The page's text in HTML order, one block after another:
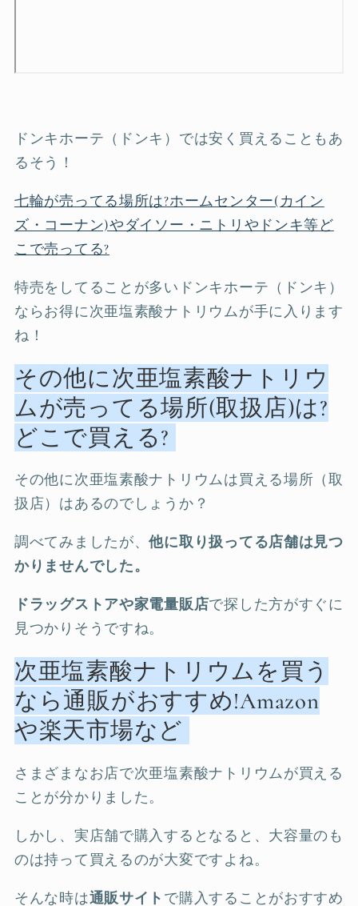
ドンキホーテ（ドンキ）では安く買えることもあ
るそう！
七輪が売ってる場所は?ホームセンター(カイン
ズ・コーナン)やダイソー・ニトリやドンキ等ど
こで売ってる?
特売をしてることが多いドンキホーテ（ドンキ）
ならお得に次亜塩素酸ナトリウムが手に入ります
ね！
その他に次亜塩素酸ナトリウ
ムが売ってる場所(取扱店)は?
どこで買える?
その他に次亜塩素酸ナトリウムは買える場所（取
扱店）はあるのでしょうか？
調べてみましたが、他に取り扱ってる店舗は見つ
かりませんでした。
ドラッグストアや家電量販店で探した方がすぐに
見つかりそうですね。
次亜塩素酸ナトリウムを買う
なら通販がおすすめ!Amazon
や楽天市場など
さまざまなお店で次亜塩素酸ナトリウムが買える
ことが分かりました。
しかし、実店舗で購入するとなると、大容量のも
のは持って買えるのが大変ですよね。
そんな時は通販サイト で購入することがおすすめ